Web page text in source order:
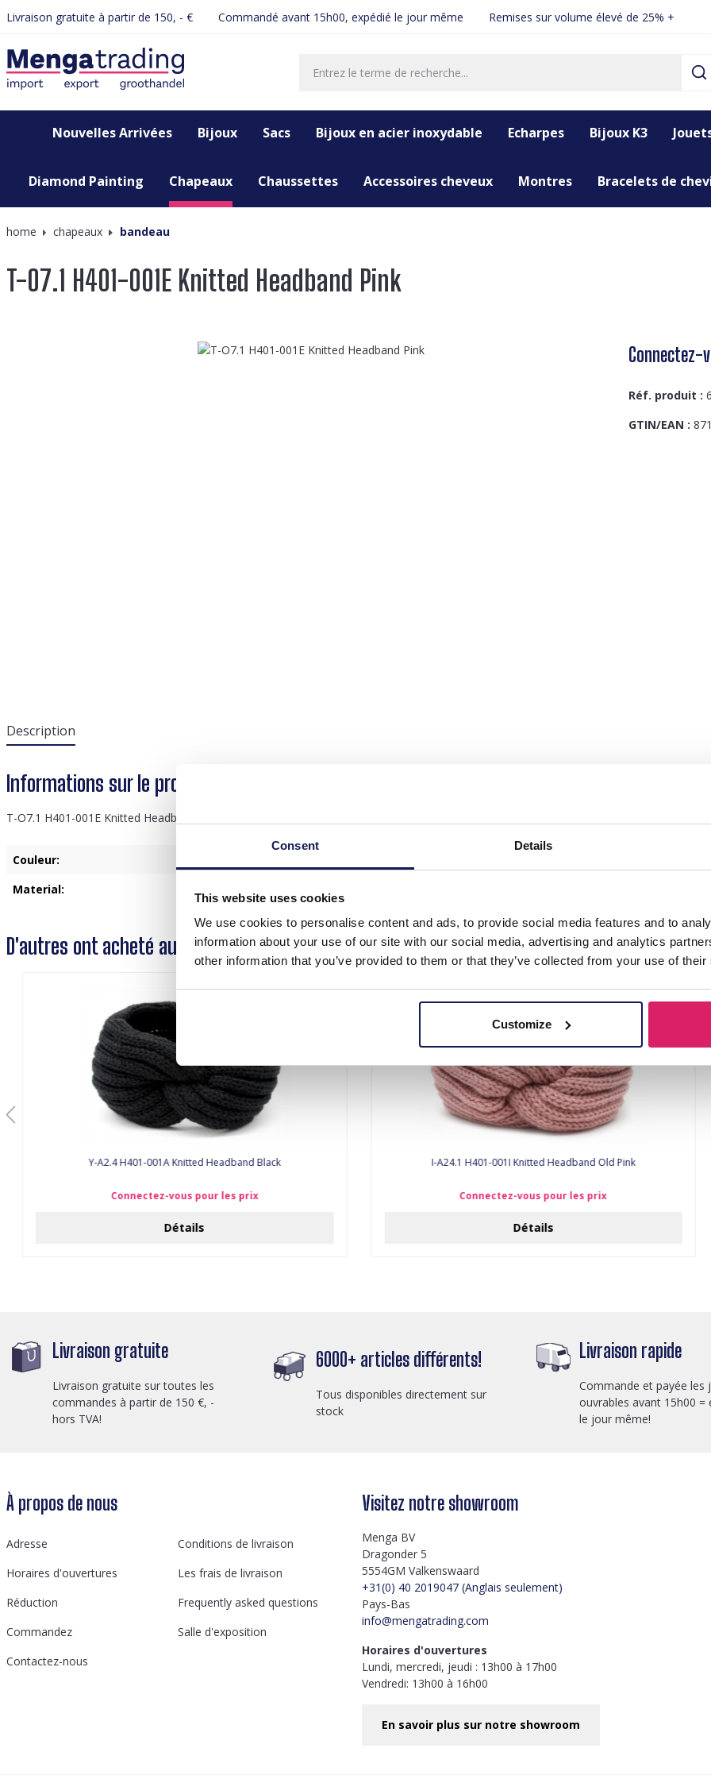
Consent Details
This website uses cookies
We use cookies to personalise content and ads, to provide social media features and to
information about your use of our site with our social media, advertising and analytics
other information that you’ve provided to them or that they’ve collected from your use of
Customize
Passer à la navigation principale
Livraison gratuite à partir de 150, - € Commandé avant 15h00, expédié le jour même Remises sur volume élevé de 25% +
Nouvelles Arrivées Bijoux Sacs Bijoux en acier inoxydable Echarpes Bijoux K3
Diamond Painting Chapeaux Chaussettes Accessoires cheveux Montres Bracelets de
home chapeaux bandeau
T-O7.1 H401-001E Knitted Headband Pink
Connectez-
Réf. produit :
GTIN/EAN :
Description
Informations sur le produit "T-O7.1 H401-001E Knitted Headband Pink"
T-O7.1 H401-001E Knitted Headband Pink
Couleur:
Material:
D'autres ont acheté aussi
Y-A2.4 H401-001A Knitted Headband Black
Connectez-vous pour les prix
Détails
I-A24.1 H401-001I Knitted Headband Old Pink
Connectez-vous pour les prix
Détails
Livraison gratuite
Livraison gratuite sur toutes les
commandes à partir de 150 €, -
hors TVA!
6000+ articles différents!
Tous disponibles directement sur
stock
Livraison rapide
Commande et payée les
ouvrables avant 15h00 =
le jour même!
À propos de nous
Adresse
Conditions de livraison
Horaires d'ouvertures
Les frais de livraison
Réduction
Frequently asked questions
Commandez
Salle d'exposition
Contactez-nous
Visitez notre showroom
Menga BV
Dragonder 5
5554GM Valkenswaard
+31(0) 40 2019047 (Anglais seulement)
Pays-Bas
info@mengatrading.com
Horaires d'ouvertures
Lundi, mercredi, jeudi : 13h00 à 17h00
Vendredi: 13h00 à 16h00
En savoir plus sur notre showroom